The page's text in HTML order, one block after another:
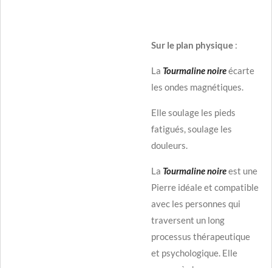
Sur le plan physique :
La Tourmaline noireécarte
les ondes magnétiques.
Elle soulage les pieds
fatigués, soulage les
douleurs.
La Tourmaline noireest une
Pierre idéale et compatible
avec les personnes qui
traversent un long
processus thérapeutique
et psychologique. Elle